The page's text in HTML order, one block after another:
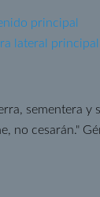
principal
lateral principal
sementera y
no cesarán."